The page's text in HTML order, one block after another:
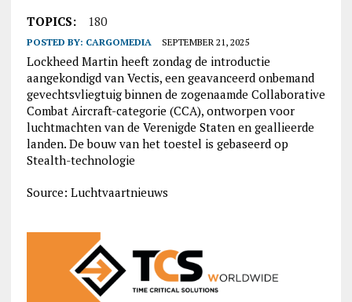
TOPICS: 180
POSTED BY: CARGOMEDIA SEPTEMBER 21, 2025
Lockheed Martin heeft zondag de introductie
aangekondigd van Vectis, een geavanceerd onbemand
gevechtsvliegtuig binnen de zogenaamde Collaborative
Combat Aircraft-categorie (CCA), ontworpen voor
luchtmachten van de Verenigde Staten en geallieerde
landen. De bouw van het toestel is gebaseerd op
Stealth-technologie
Source: Luchtvaartnieuws